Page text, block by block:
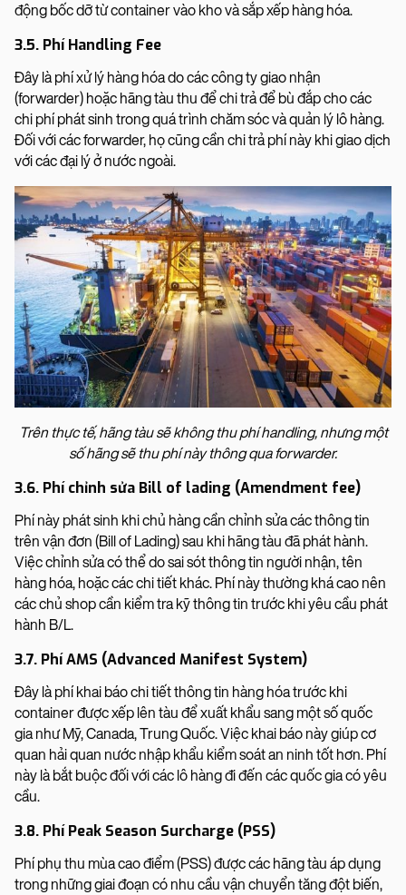
động bốc dỡ từ container vào kho và sắp xếp hàng hóa.
3.5. Phí Handling Fee
Đây là phí xử lý hàng hóa do các công ty giao nhận
(forwarder) hoặc hãng tàu thu để chi trả để bù đắp cho các
chi phí phát sinh trong quá trình chăm sóc và quản lý lô hàng.
Đối với các forwarder, họ cũng cần chi trả phí này khi giao dịch
với các đại lý ở nước ngoài.
Trên thực tế, hãng tàu sẽ không thu phí handling, nhưng một
số hãng sẽ thu phí này thông qua forwarder.
3.6. Phí chỉnh sửa Bill of lading (Amendment fee)
Phí này phát sinh khi chủ hàng cần chỉnh sửa các thông tin
trên vận đơn (Bill of Lading) sau khi hãng tàu đã phát hành.
Việc chỉnh sửa có thể do sai sót thông tin người nhận, tên
hàng hóa, hoặc các chi tiết khác. Phí này thường khá cao nên
các chủ shop cần kiểm tra kỹ thông tin trước khi yêu cầu phát
hành B/L.
3.7. Phí AMS (Advanced Manifest System)
Đây là phí khai báo chi tiết thông tin hàng hóa trước khi
container được xếp lên tàu để xuất khẩu sang một số quốc
gia như Mỹ, Canada, Trung Quốc. Việc khai báo này giúp cơ
quan hải quan nước nhập khẩu kiểm soát an ninh tốt hơn. Phí
này là bắt buộc đối với các lô hàng đi đến các quốc gia có yêu
cầu.
3.8. Phí Peak Season Surcharge (PSS)
Phí phụ thu mùa cao điểm (PSS) được các hãng tàu áp dụng
trong những giai đoạn có nhu cầu vận chuyển tăng đột biến,